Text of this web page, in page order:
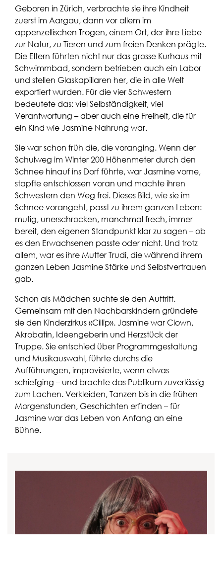
Geboren in Zürich, verbrachte sie ihre Kindheit
zuerst im Aargau, dann vor allem im
appenzellischen Trogen, einem Ort, der ihre Liebe
zur Natur, zu Tieren und zum freien Denken prägte.
Die Eltern führten nicht nur das grosse Kurhaus mit
Schwimmbad, sondern betrieben auch ein Labor
und stellen Glaskapillaren her, die in alle Welt
exportiert wurden. Für die vier Schwestern
bedeutete das: viel Selbständigkeit, viel
Verantwortung – aber auch eine Freiheit, die für
ein Kind wie Jasmine Nahrung war.
Sie war schon früh die, die voranging. Wenn der
Schulweg im Winter 200 Höhenmeter durch den
Schnee hinauf ins Dorf führte, war Jasmine vorne,
stapfte entschlossen voran und machte ihren
Schwestern den Weg frei. Dieses Bild, wie sie im
Schnee vorangeht, passt zu ihrem ganzen Leben:
mutig, unerschrocken, manchmal frech, immer
bereit, den eigenen Standpunkt klar zu sagen – ob
es den Erwachsenen passte oder nicht. Und trotz
allem, war es ihre Mutter Trudi, die während ihrem
ganzen Leben Jasmine Stärke und Selbstvertrauen
gab.
Schon als Mädchen suchte sie den Auftritt.
Gemeinsam mit den Nachbarskindern gründete
sie den Kinderzirkus «Cillip». Jasmine war Clown,
Akrobatin, Ideengeberin und Herzstück der
Truppe. Sie entschied über Programmgestaltung
und Musikauswahl, führte durchs die
Aufführungen, improvisierte, wenn etwas
schiefging – und brachte das Publikum zuverlässig
zum Lachen. Verkleiden, Tanzen bis in die frühen
Morgenstunden, Geschichten erfinden – für
Jasmine war das Leben von Anfang an eine
Bühne.